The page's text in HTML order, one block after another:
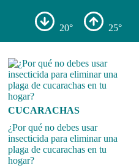
20° 25°
CUCARACHAS
¿Por qué no debes usar
insecticida para eliminar una
plaga de cucarachas en tu
hogar?